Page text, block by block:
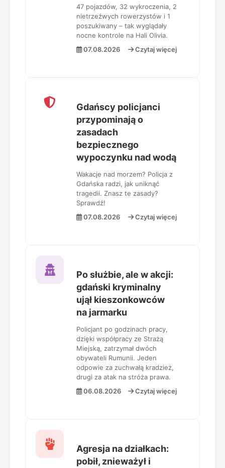
47 pojazdów, 32 wykroczenia, 2
nietrzeźwych rowerzystów i 1
poszukiwany – tak wyglądały
nocne kontrole na Hali Olivia.
07.08.2026
Czytaj więcej
Gdańscy policjanci
przypominają o
zasadach
bezpiecznego
wypoczynku nad wodą
Wakacje nad morzem? Policja z
Gdańska radzi, jak uniknąć
tragedii. Znasz te zasady?
Sprawdź!
07.08.2026
Czytaj więcej
Po służbie, ale w akcji:
gdański kryminalny
ujął kieszonkowców
na jarmarku
Policjant po godzinach pracy,
dzięki współpracy ze Strażą
Miejską, zatrzymał dwóch
obywateli Rumunii. Jeden
odpowie za zuchwałą kradzież,
drugi za atak na stróża prawa.
06.08.2026
Czytaj więcej
Agresja na działkach:
pobił, znieważył i